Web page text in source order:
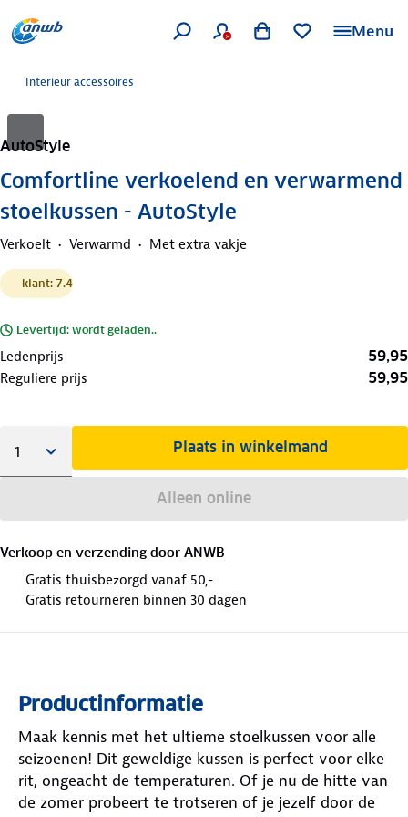
Menu
Interieur accessoires
AutoStyle
Comfortline verkoelend en verwarmend
stoelkussen - AutoStyle
Verkoelt Verwarmd Met extra vakje
klant: 7.4
Levertijd: wordt geladen..
Ledenprijs 59,95
Reguliere prijs 59,95
Plaats in winkelmand
Alleen online
Verkoop en verzending door ANWB
Gratis thuisbezorgd vanaf 50,-
Gratis retourneren binnen 30 dagen
Productinformatie
Maak kennis met het ultieme stoelkussen voor alle
seizoenen! Dit geweldige kussen is perfect voor elke
rit, ongeacht de temperaturen. Of je nu de hitte van
de zomer probeert te trotseren of je jezelf door de